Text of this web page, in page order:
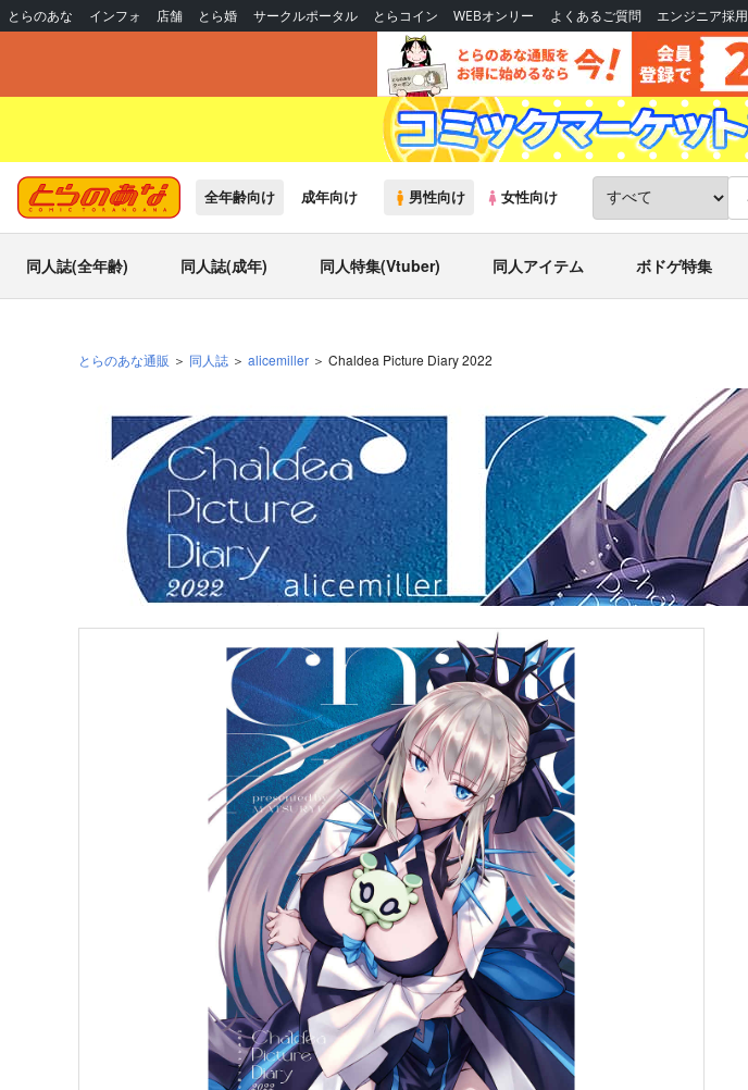
とらのあな インフォ 店舗 とら婚 サークルポータル とらコイン WEBオンリー よくあるご質問 エンジニア採用
全年齢向け 成年向け 男性向け 女性向け
同人誌(全年齢) 同人誌(成年) 同人特集(Vtuber) 同人アイテム ボドゲ特集
とらのあな通販 同人誌 alicemiller Chaldea Picture Diary 2022